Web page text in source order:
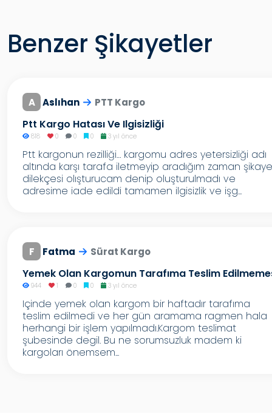
Benzer Şikayetler
A Aslıhan PTT Kargo
Ptt Kargo Hatası Ve Ilgisizliği
818 0 0 0 3 yıl önce
Ptt kargonun rezilliği… kargomu adres yetersizliği adı
altında karşı tarafa iletmeyip aradığım zaman
dilekçesi olışturucam denip oluşturulmadı ve
adresime iade edildi tamamen ilgisizlik ve işg...
F Fatma Sürat Kargo
Yemek Olan Kargomun Tarafıma Teslim
944 1 0 0 3 yıl önce
Içinde yemek olan kargom bir haftadır tarafıma
teslim edilmedi ve her gün aramama ragmen hala
herhangi bir işlem yapılmadı.Kargom teslimat
şubesinde degil. Bu ne sorumsuzluk madem ki
kargoları önemsem...